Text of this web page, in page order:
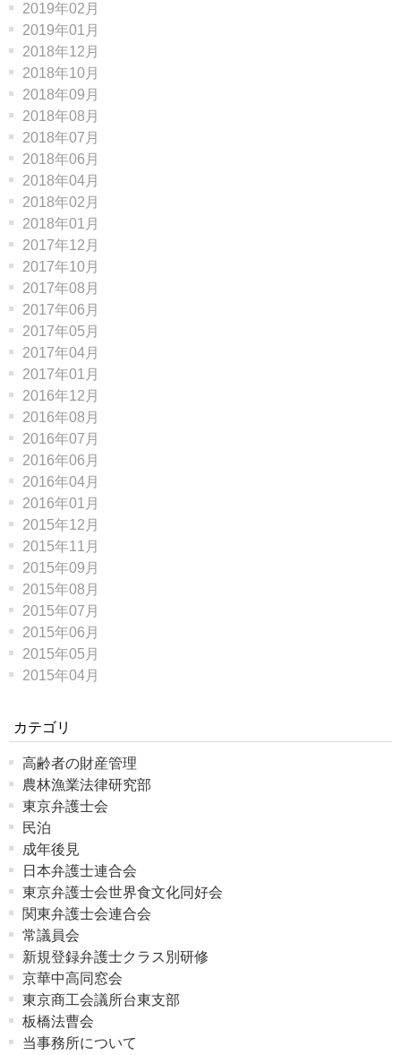
2019年02月
2019年01月
2018年12月
2018年10月
2018年09月
2018年08月
2018年07月
2018年06月
2018年04月
2018年02月
2018年01月
2017年12月
2017年10月
2017年08月
2017年06月
2017年05月
2017年04月
2017年01月
2016年12月
2016年08月
2016年07月
2016年06月
2016年04月
2016年01月
2015年12月
2015年11月
2015年09月
2015年08月
2015年07月
2015年06月
2015年05月
2015年04月
カテゴリ
高齢者の財産管理
農林漁業法律研究部
東京弁護士会
民泊
成年後見
日本弁護士連合会
東京弁護士会世界食文化同好会
関東弁護士会連合会
常議員会
新規登録弁護士クラス別研修
京華中高同窓会
東京商工会議所台東支部
板橋法曹会
当事務所について